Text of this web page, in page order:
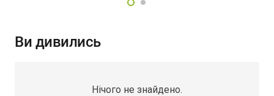
Ви дивились
Нічого не знайдено.